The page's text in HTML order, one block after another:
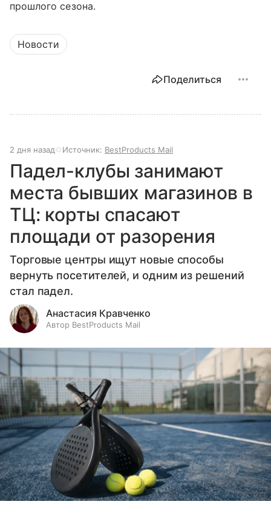
прошлого сезона.
Новости
Поделиться
2 дня назад Источник: BestProducts Mail
Падел-клубы занимают
места бывших магазинов в
ТЦ: корты спасают
площади от разорения
Торговые центры ищут новые способы
вернуть посетителей, и одним из решений
стал падел.
Анастасия Кравченко
Автор BestProducts Mail